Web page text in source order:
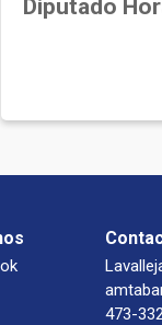
Diputado
473-